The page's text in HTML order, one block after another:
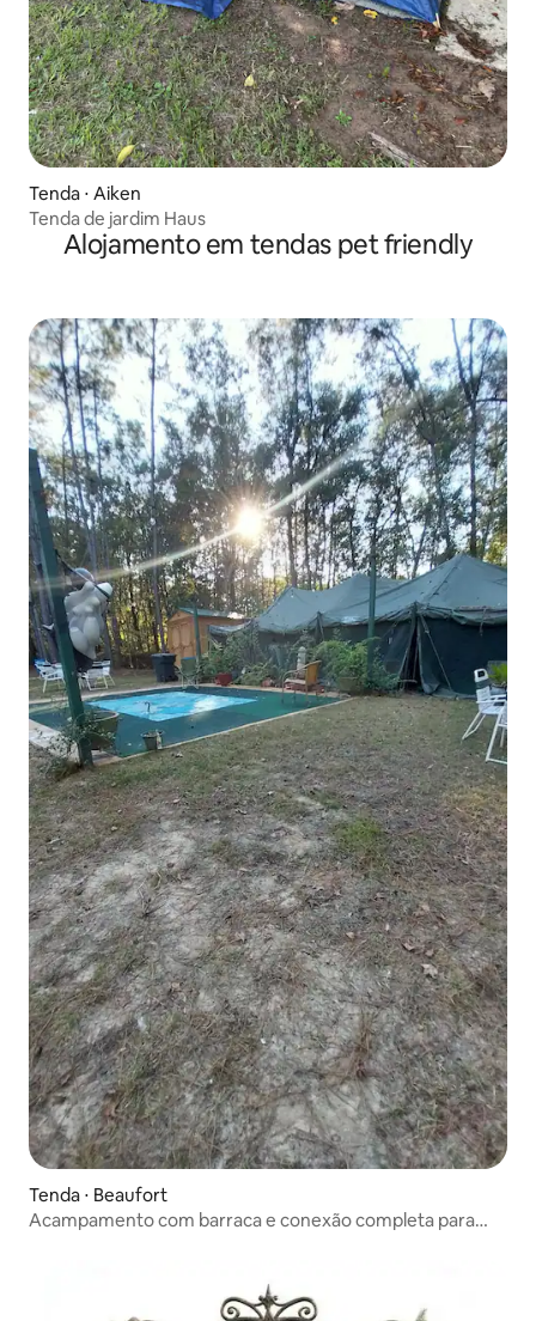
Tenda ⋅ Aiken
Tenda de jardim Haus
Alojamento em tendas pet friendly
Tenda ⋅ Beaufort
Acampamento com barraca e conexão completa para